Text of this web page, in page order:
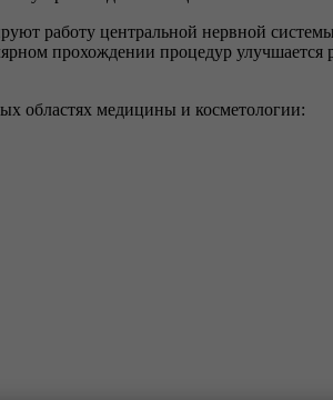
работу центральной нервной
прохождении процедур улучшается
областях медицины и косметологии: